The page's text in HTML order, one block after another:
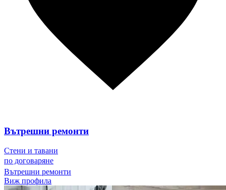
Вътрешни ремонти
Стени и тавани
по договаряне
Вътрешни ремонти
Виж профила